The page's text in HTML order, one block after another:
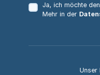
Ja, ich möchte
Mehr in der
Unser